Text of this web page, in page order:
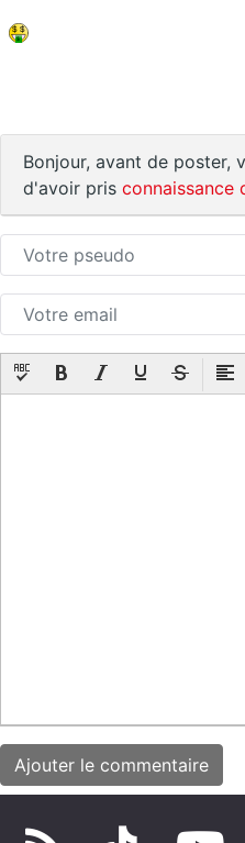
Bonjour, avant de poster,
d'avoir pris connaissance